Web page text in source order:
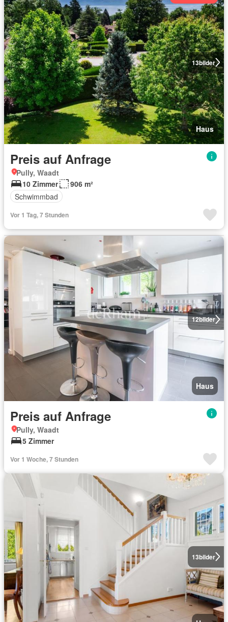
13bilder
Haus
Preis auf Anfrage
Pully, Waadt
10 Zimmer
906 m²
Schwimmbad
Vor 1 Tag, 7 Stunden
12bilder
Haus
Preis auf Anfrage
Pully, Waadt
5 Zimmer
Vor 1 Woche, 7 Stunden
13bilder